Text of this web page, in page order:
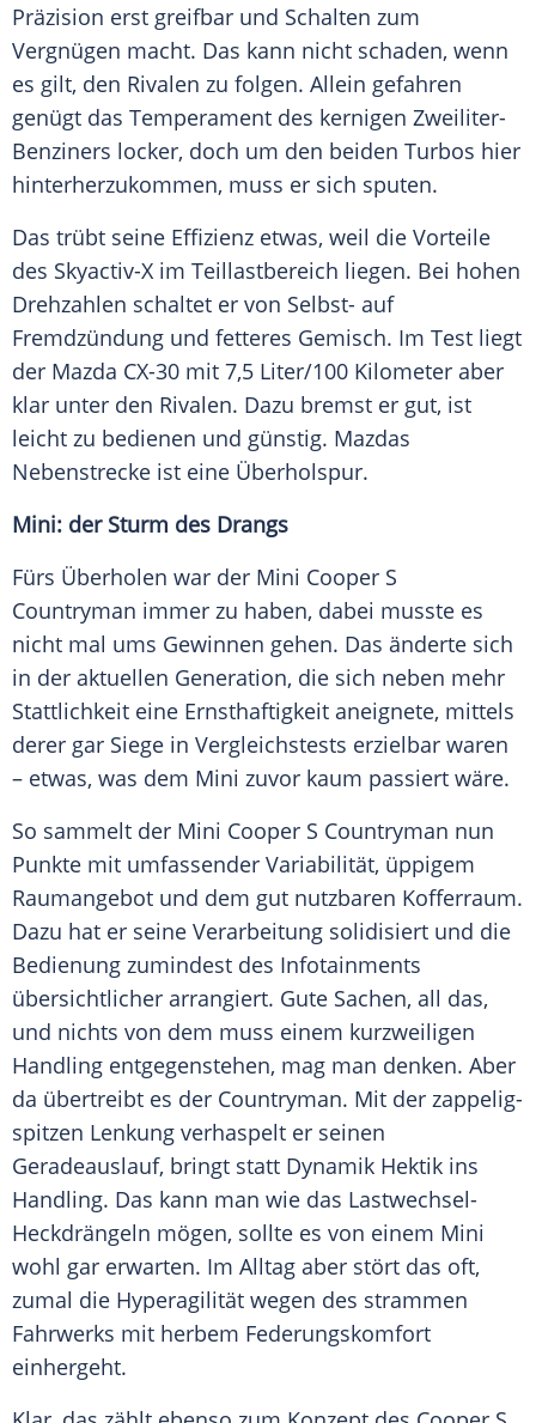
Präzision erst greifbar und Schalten zum
Vergnügen macht. Das kann nicht schaden, wenn
es gilt, den Rivalen zu folgen. Allein gefahren
genügt das Temperament des kernigen Zweiliter-
Benziners locker, doch um den beiden Turbos hier
hinterherzukommen, muss er sich sputen.
Das trübt seine Effizienz etwas, weil die Vorteile
des Skyactiv-X im Teillastbereich liegen. Bei hohen
Drehzahlen schaltet er von Selbst- auf
Fremdzündung und fetteres Gemisch. Im Test liegt
der Mazda CX-30 mit 7,5 Liter/100 Kilometer aber
klar unter den Rivalen. Dazu bremst er gut, ist
leicht zu bedienen und günstig. Mazdas
Nebenstrecke ist eine Überholspur.
Mini: der Sturm des Drangs
Fürs Überholen war der Mini Cooper S
Countryman immer zu haben, dabei musste es
nicht mal ums Gewinnen gehen. Das änderte sich
in der aktuellen Generation, die sich neben mehr
Stattlichkeit eine Ernsthaftigkeit aneignete, mittels
derer gar Siege in Vergleichstests erzielbar waren
– etwas, was dem Mini zuvor kaum passiert wäre.
So sammelt der Mini Cooper S Countryman nun
Punkte mit umfassender Variabilität, üppigem
Raumangebot und dem gut nutzbaren Kofferraum.
Dazu hat er seine Verarbeitung solidisiert und die
Bedienung zumindest des Infotainments
übersichtlicher arrangiert. Gute Sachen, all das,
und nichts von dem muss einem kurzweiligen
Handling entgegenstehen, mag man denken. Aber
da übertreibt es der Countryman. Mit der zappelig-
spitzen Lenkung verhaspelt er seinen
Geradeauslauf, bringt statt Dynamik Hektik ins
Handling. Das kann man wie das Lastwechsel-
Heckdrängeln mögen, sollte es von einem Mini
wohl gar erwarten. Im Alltag aber stört das oft,
zumal die Hyperagilität wegen des strammen
Fahrwerks mit herbem Federungskomfort
einhergeht.